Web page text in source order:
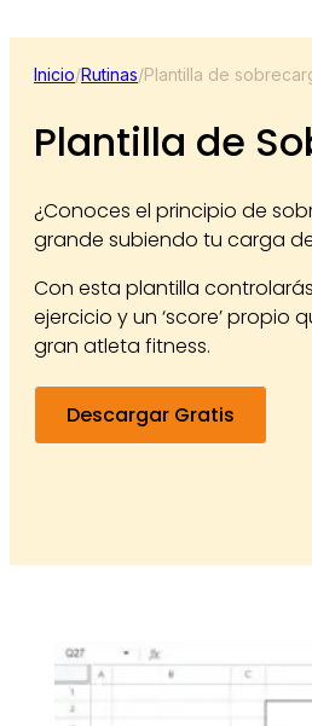
Inicio/Rutinas/Plantilla de
Plantilla de
¿Conoces el principio de
grande subiendo tu carga
Con esta plantilla
ejercicio y un ‘score’
gran atleta fitness.
Descargar Gratis